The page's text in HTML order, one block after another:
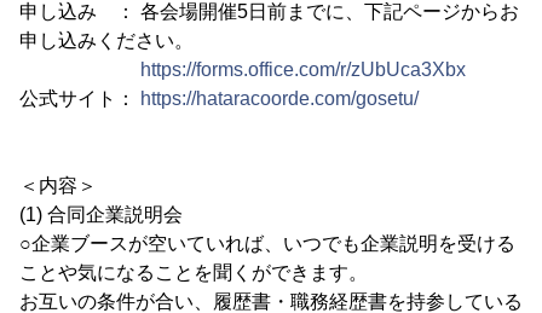
申し込み ： 各会場開催5日前までに、下記ページからお
申し込みください。
https://forms.office.com/r/zUbUca3Xbx
公式サイト：
https://hataracoorde.com/gosetu/
＜内容＞
(1) 合同企業説明会
○企業ブースが空いていれば、いつでも企業説明を受ける
ことや気になることを聞くができます。
お互いの条件が合い、履歴書・職務経歴書を持参している